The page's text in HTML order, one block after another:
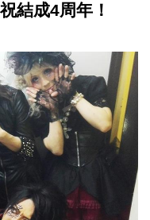
結成4周年！